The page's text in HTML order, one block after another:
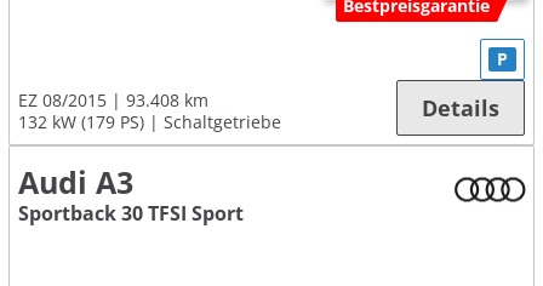
Bestpreisgarantie
EZ 08/2015
93.408 km
132 kW (179 PS)
Schaltgetriebe
P
Details
Audi A3
Sportback 30 TFSI Sport